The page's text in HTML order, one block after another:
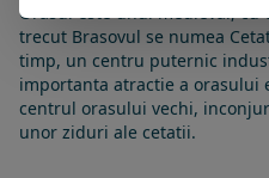
Orasul este unul medieval, cu
trecut Brasovul se numea
timp, un centru puternic
importanta atractie a orasului
centrul orasului vechi,
unor ziduri ale cetatii.